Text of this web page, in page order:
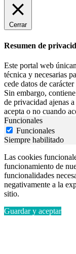
Cerrar
Resumen de
Este portal web
técnica y necesarias
cede datos de
Sin embargo,
de privacidad ajenas
acepta o no cuando
Funcionales
Funcionales
Siempre habilitado
Las cookies
funcionamiento de
funcionalidades
negativamente a la
sitio.
Guardar y aceptar